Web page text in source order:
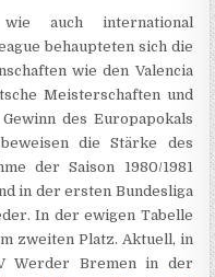
auch international
behaupteten sich die
wie den Valencia
Meisterschaften und
des Europapokals
die Stärke des
der Saison 1980/1981
in der ersten Bundesliga
In der ewigen Tabelle
zweiten Platz. Aktuell, in
Werder Bremen in der